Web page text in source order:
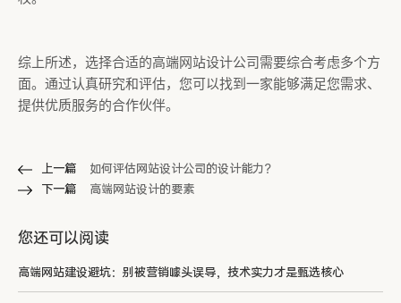
综上所述，选择合适的高端网站设计公司需要综合考虑多个方
面。通过认真研究和评估，您可以找到一家能够满足您需求、
提供优质服务的合作伙伴。
上一篇
如何评估网站设计公司的设计能力？
下一篇
高端网站设计的要素
您还可以阅读
高端网站建设避坑：别被营销噱头误导，技术实力才是甄选核心